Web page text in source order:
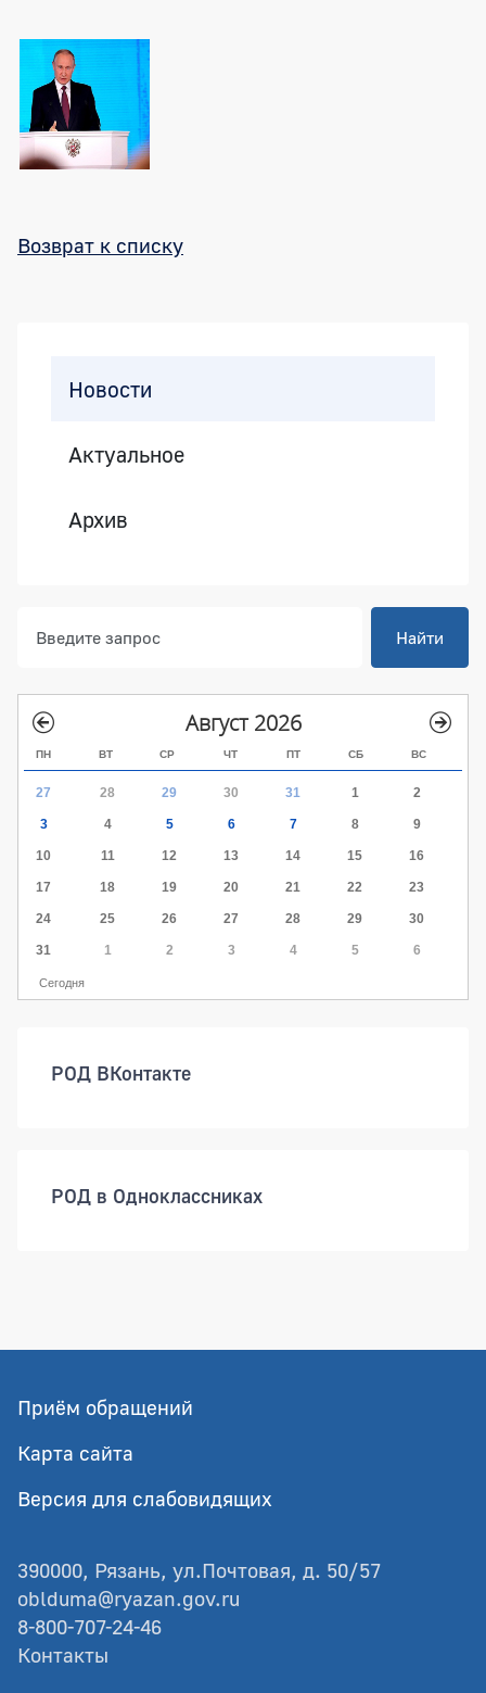
Возврат к списку
Новости
Актуальное
Архив
Найти
Август 2026
ПН ВТ СР ЧТ ПТ СБ ВС
27 28 29 30 31 1 2
3 4 5 6 7 8 9
10 11 12 13 14 15 16
17 18 19 20 21 22 23
24 25 26 27 28 29 30
31 1 2 3 4 5 6
Сегодня
РОД ВКонтакте
РОД в Одноклассниках
Приём обращений
Карта сайта
Версия для слабовидящих
390000, Рязань, ул.Почтовая, д. 50/57
oblduma@ryazan.gov.ru
8-800-707-24-46
Контакты